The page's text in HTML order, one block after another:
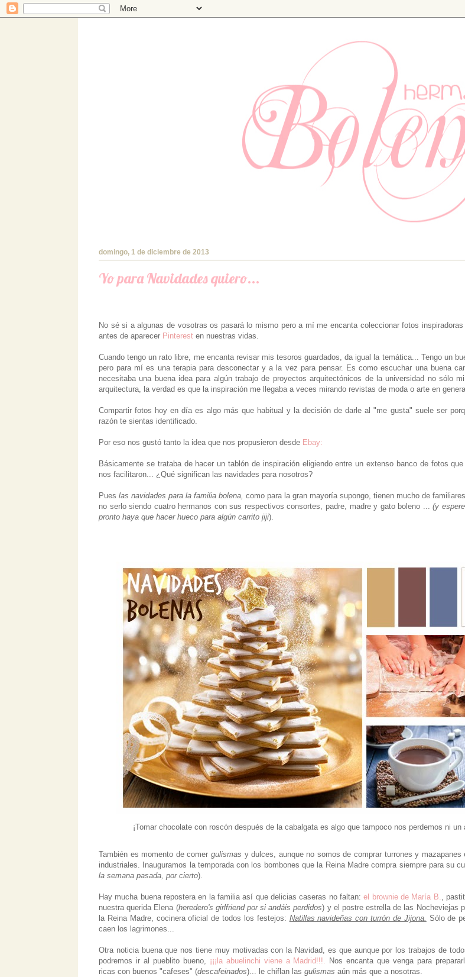
Estudio de diseño con TIENDA ONLINE propia. Especializados en bodas y eventos, también
domingo, 1 de diciembre de 2013
Yo para Navidades quiero...
No sé si a algunas de vosotras os pasará lo mismo pero a mí me encanta coleccionar fotos
antes de aparecer Pinterest en nuestras vidas.
Cuando tengo un rato libre, me encanta revisar mis tesoros guardados, da igual la temática... Tengo un
pero para mí es una terapia para desconectar y a la vez para pensar. Es como escuchar una buena
necesitaba una buena idea para algún trabajo de proyectos arquitectónicos de la universidad no sólo
arquitectura, la verdad es que la inspiración me llegaba a veces mirando revistas de moda o arte en
Compartir fotos hoy en día es algo más que habitual y la decisión de darle al "me gusta" suele ser
razón te sientas identificado.
Por eso nos gustó tanto la idea que nos propusieron desde Ebay:
Básicamente se trataba de hacer un tablón de inspiración eligiendo entre un extenso banco de fotos
nos facilitaron... ¿Qué significan las navidades para nosotros?
Pues las navidades para la familia bolena, como para la gran mayoría supongo, tienen mucho de
no serlo siendo cuatro hermanos con sus respectivos consortes, padre, madre y gato boleno ...(y
pronto haya que hacer hueco para algún carrito jiji).
¡Tomar chocolate con roscón después de la cabalgata es algo que tampoco nos perdemos ni un
También es momento de comer gulismas y dulces, aunque no somos de comprar turrones y mazapanes
industriales. Inauguramos la temporada con los bombones que la Reina Madre compra siempre para su
la semana pasada, por cierto).
Hay mucha buena repostera en la familia así que delicias caseras no faltan:el brownie de María B.,
nuestra querida Elena (heredero's girlfriend por si andáis perdidos) y el postre estrella de las Nocheviejas
la Reina Madre, cocinera oficial de todos los festejos: Natillas navideñas con turrón de Jijona. Sólo de
caen los lagrimones...
Otra noticia buena que nos tiene muy motivadas con la Navidad, es que aunque por los trabajos de
podremos ir al pueblito bueno, ¡¡¡la abuelinchi viene a Madrid!!!. Nos encanta que venga para
ricas con buenos "cafeses" (descafeinados)... le chiflan las gulismas aún más que a nosotras.